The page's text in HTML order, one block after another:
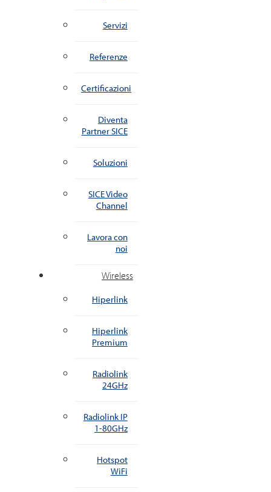
Servizi
Referenze
Certificazioni
Diventa
Partner SICE
Soluzioni
SICE Video
Channel
Lavora con
noi
Wireless
Hiperlink
Hiperlink
Premium
Radiolink
24GHz
Radiolink IP
1-80GHz
Hotspot
WiFi